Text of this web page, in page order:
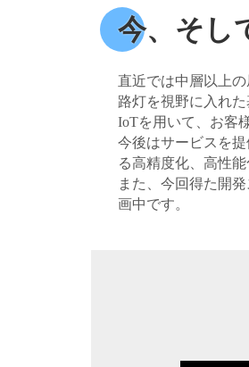
今、そし
直近では中層以上
路灯を視野に入れた
IoTを用いて、お客
今後はサービスを
る高精度化、高性
また、今回得た開
画中です。